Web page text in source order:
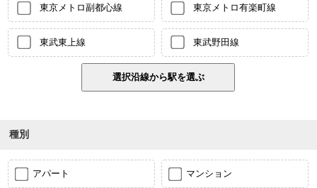
東京メトロ副都心線 東京メトロ有楽町線
東武東上線 東武野田線
種別
アパート マンション